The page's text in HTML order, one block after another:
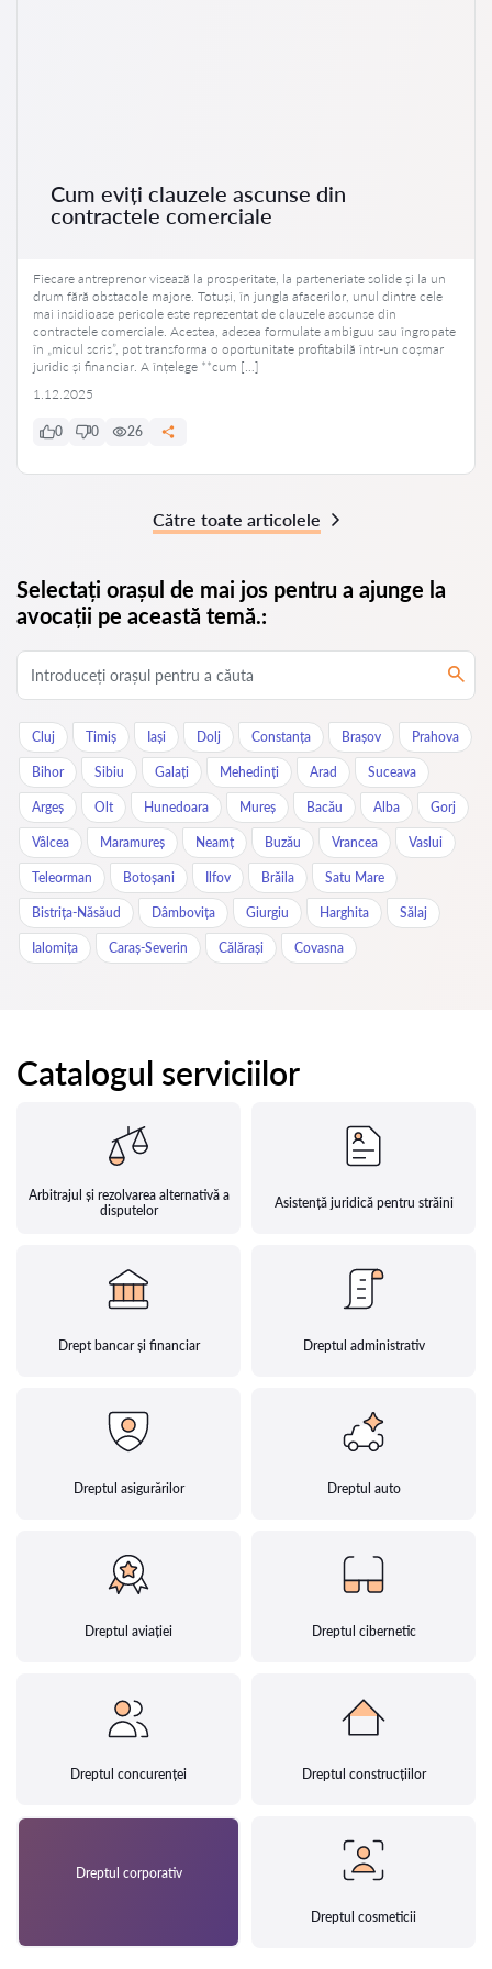
Cum eviți clauzele ascunse din
contractele comerciale
Fiecare antreprenor visează la prosperitate, la parteneriate solide și la un
drum fără obstacole majore. Totuși, în jungla afacerilor, unul dintre cele
mai insidioase pericole este reprezentat de clauzele ascunse din
contractele comerciale. Acestea, adesea formulate ambiguu sau îngropate
în „micul scris”, pot transforma o oportunitate profitabilă într-un coșmar
juridic și financiar. A înțelege **cum […]
1.12.2025
0 0 26
Către toate articolele
Selectați orașul de mai jos pentru a ajunge la
avocații pe această temă.:
Cluj Timiș Iași Dolj Constanța Brașov Prahova
Bihor Sibiu Galați Mehedinți Arad Suceava
Argeș Olt Hunedoara Mureș Bacău Alba Gorj
Vâlcea Maramureș Neamț Buzău Vrancea Vaslui
Teleorman Botoșani Ilfov Brăila Satu Mare
Bistrița-Năsăud Dâmbovița Giurgiu Harghita Sălaj
Ialomița Caraș-Severin Călărași Covasna
Catalogul serviciilor
Arbitrajul și rezolvarea alternativă a
disputelor
Asistență juridică pentru străini
Drept bancar și financiar Dreptul administrativ
Dreptul asigurărilor Dreptul auto
Dreptul aviației Dreptul cibernetic
Dreptul concurenței Dreptul construcțiilor
Dreptul corporativ
Dreptul cosmeticii